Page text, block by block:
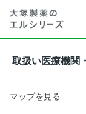
取扱い医療機関
マップを見る